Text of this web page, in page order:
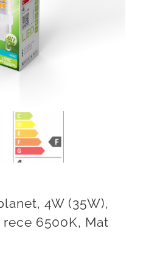
4W (35W),
6500K, Mat